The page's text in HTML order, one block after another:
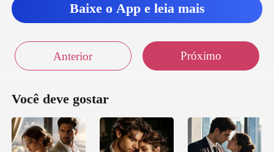
isa que a comida está pro
Baixe o App e leia mais
Anterior Próximo
Você deve gostar